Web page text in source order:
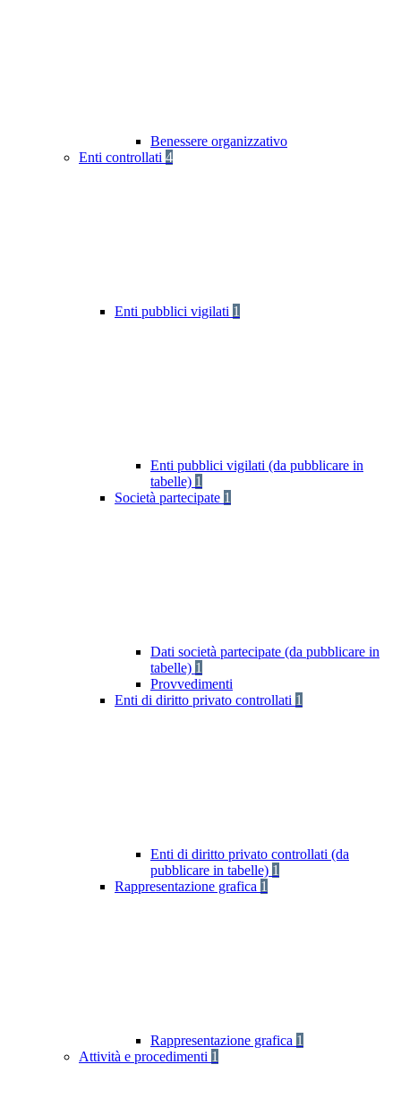
Benessere organizzativo
Enti controllati 4
Enti pubblici vigilati 1
Enti pubblici vigilati (da pubblicare in
tabelle) 1
Società partecipate 1
Dati società partecipate (da pubblicare in
tabelle) 1
Provvedimenti
Enti di diritto privato controllati 1
Enti di diritto privato controllati (da
pubblicare in tabelle) 1
Rappresentazione grafica 1
Rappresentazione grafica 1
Attività e procedimenti 1